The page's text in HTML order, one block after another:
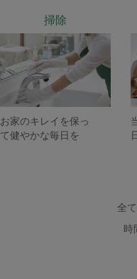
掃除
お家のキレイを保っ
て健やかな毎日を
全
時